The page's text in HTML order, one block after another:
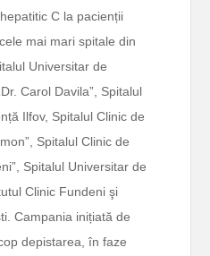
C la pacienții
mai mari spitale din
Universitar de
Carol Davila”, Spitalul
Ilfov, Spitalul Clinic de
Spitalul Clinic de
Spitalul Universitar de
Clinic Fundeni şi
Campania inițiată de
depistarea, în faze